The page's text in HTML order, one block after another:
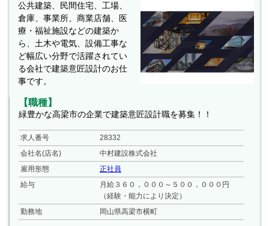
公共建築、民間住宅、工場、
倉庫、事業所、商業店舗、医
療・福祉施設などの建築か
ら、土木や電気、設備工事な
ど幅広い分野で活躍されてい
る会社で建築意匠設計のお仕
事です。
【職種】
緑豊かな高梁市の企業で建築意匠設計職を募集！！
求人番号
28332
会社名(店名)
中村建設株式会社
雇用形態
正社員
給与
月給３６０，０００～５００，０００円
（経験・能力により決定）
勤務地
岡山県高梁市横町